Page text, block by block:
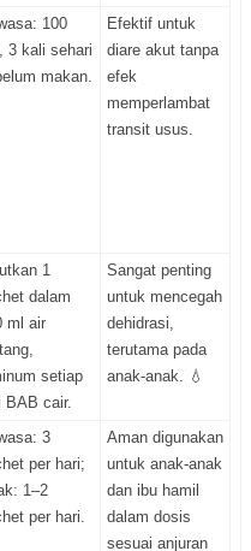
100
3 kali sehari
makan.
Efektif untuk
diare akut tanpa
efek
memperlambat
transit usus.
1
dalam
ml air
setiap
BAB cair.
Sangat penting
untuk mencegah
dehidrasi,
terutama pada
anak-anak. 💧
3
per hari;
1–2
per hari.
Aman digunakan
untuk anak-anak
dan ibu hamil
dalam dosis
sesuai anjuran